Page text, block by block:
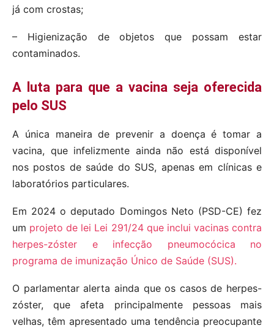
já com crostas;
– Higienização de objetos que possam estar
contaminados.
A luta para que a vacina seja oferecida
pelo SUS
A única maneira de prevenir a doença é tomar a
vacina, que infelizmente ainda não está disponível
nos postos de saúde do SUS, apenas em clínicas e
laboratórios particulares.
Em 2024 o deputado Domingos Neto (PSD-CE) fez
um projeto de lei Lei 291/24 que inclui vacinas contra
herpes-zóster e infecção pneumocócica no
programa de imunização Único de Saúde (SUS).
O parlamentar alerta ainda que os casos de herpes-
zóster, que afeta principalmente pessoas mais
velhas, têm apresentado uma tendência preocupante